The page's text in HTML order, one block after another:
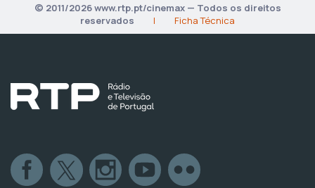
© 2011/2026 www.rtp.pt/cinemax — Todos os direitos
reservados
| Ficha Técnica